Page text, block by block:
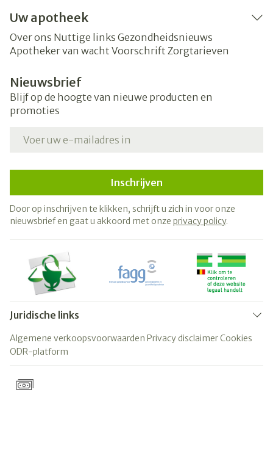
Uw apotheek
Over ons Nuttige links Gezondheidsnieuws
Apotheker van wacht Voorschrift Zorgtarieven
Nieuwsbrief
Blijf op de hoogte van nieuwe producten en
promoties
Inschrijven
Door op inschrijven te klikken, schrijft u zich in voor onze
nieuwsbrief en gaat u akkoord met onze privacy policy.
Juridische links
Algemene verkoopsvoorwaarden Privacy disclaimerCookies
ODR-platform